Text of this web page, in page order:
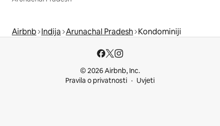
Airbnb Indija Arunachal Pradesh Kondominiji
© 2026 Airbnb, Inc.
Pravila o privatnosti
Uvjeti